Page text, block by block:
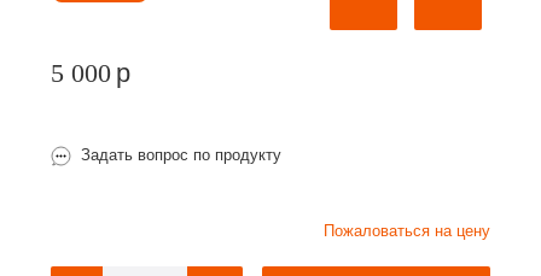
5 000 p
Задать вопрос по продукту
Пожаловаться на цену